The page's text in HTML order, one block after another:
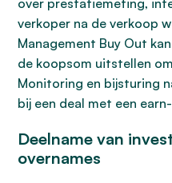
over prestatiemeting,
verkoper na de verkoop
Management Buy Out
de koopsom uitstellen
Monitoring en bijsturing
bij een deal met een
Deelname van
overnames